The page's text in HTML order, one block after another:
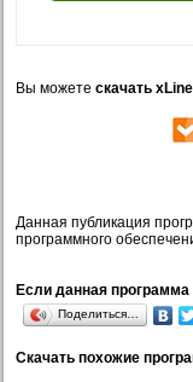
Вы можете скачать
Данная публикация
программного
Если данная программа
Поделиться…
Скачать похожие